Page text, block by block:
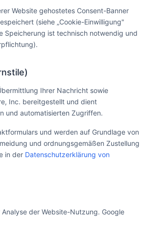
Website gehostetes Consent-Banner
(siehe „Cookie-Einwilligung"
Speicherung ist technisch notwendig und
Ihrer Nachricht sowie
Inc. bereitgestellt und dient
und automatisierten Zugriffen.
und werden auf Grundlage von
und ordnungsgemäßen Zustellung
in der Datenschutzerklärung von
Analyse der Website-Nutzung. Google